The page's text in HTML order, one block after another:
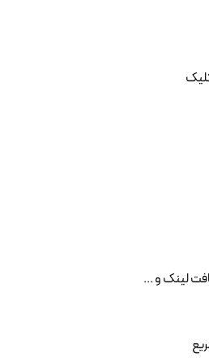
لینک و ...